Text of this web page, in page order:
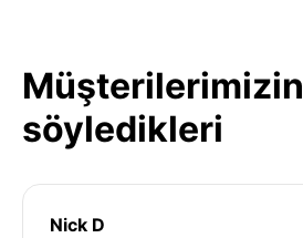
Müşterilerimizin
söyledikleri
Nick D